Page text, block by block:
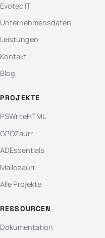
Evotec IT
Unternehmensdaten
Leistungen
Kontakt
Blog
PROJEKTE
PSWriteHTML
GPOZaurr
ADEssentials
Mailozaurr
Alle Projekte
RESSOURCEN
Dokumentation